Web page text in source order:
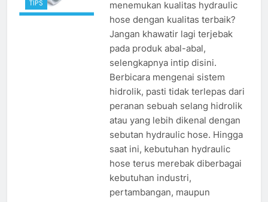
TIPS
menemukan kualitas hydraulic
hose dengan kualitas terbaik?
Jangan khawatir lagi terjebak
pada produk abal-abal,
selengkapnya intip disini.
Berbicara mengenai sistem
hidrolik, pasti tidak terlepas dari
peranan sebuah selang hidrolik
atau yang lebih dikenal dengan
sebutan hydraulic hose. Hingga
saat ini, kebutuhan hydraulic
hose terus merebak diberbagai
kebutuhan industri,
pertambangan, maupun